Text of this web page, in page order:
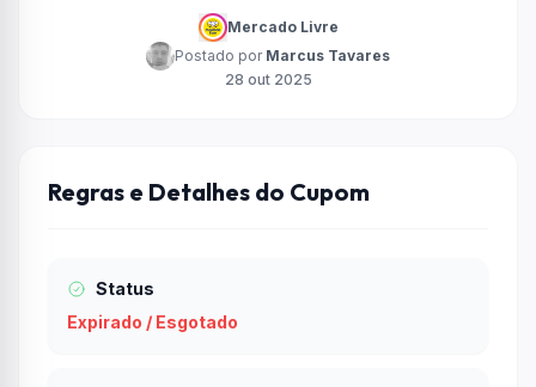
Mercado Livre
Postado por Marcus Tavares
28 out 2025
Regras e Detalhes do Cupom
Status
Expirado / Esgotado